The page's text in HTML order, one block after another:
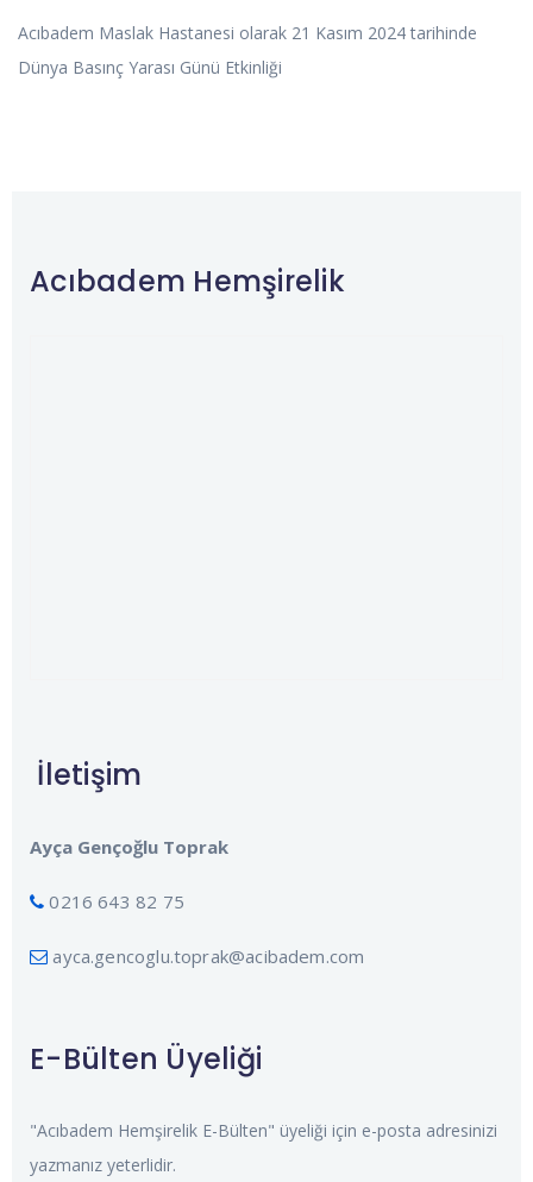
Acıbadem Maslak Hastanesi olarak 21 Kasım 2024 tarihinde
Dünya Basınç Yarası Günü Etkinliği
Acıbadem Hemşirelik
İletişim
Ayça Gençoğlu Toprak
0216 643 82 75
ayca.gencoglu.toprak@acibadem.com
E-Bülten Üyeliği
"Acıbadem Hemşirelik E-Bülten" üyeliği için e-posta adresinizi
yazmanız yeterlidir.